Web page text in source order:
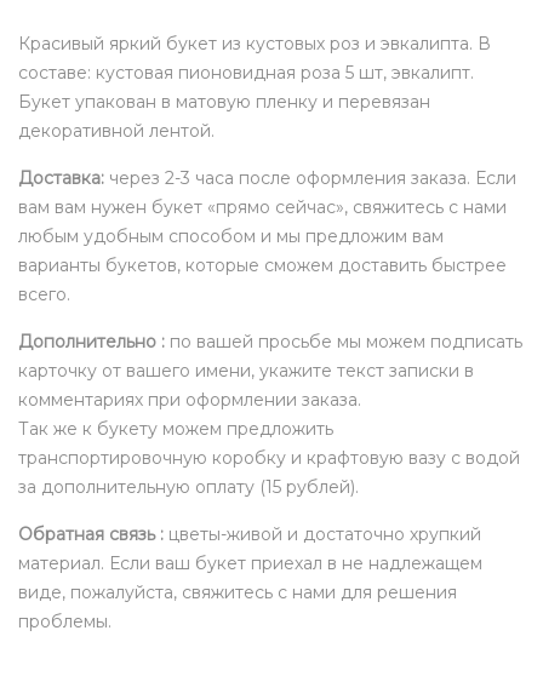
Красивый яркий букет из кустовых роз и эвкалипта. В
составе: кустовая пионовидная роза 5 шт, эвкалипт.
Букет упакован в матовую пленку и перевязан
декоративной лентой.
Доставка: через 2-3 часа после оформления заказа. Если
вам вам нужен букет «прямо сейчас», свяжитесь с нами
любым удобным способом и мы предложим вам
варианты букетов, которые сможем доставить быстрее
всего.
Дополнительно : по вашей просьбе мы можем подписать
карточку от вашего имени, укажите текст записки в
комментариях при оформлении заказа.
Так же к букету можем предложить
транспортировочную коробку и крафтовую вазу с водой
за дополнительную оплату (15 рублей).
Обратная связь : цветы-живой и достаточно хрупкий
материал. Если ваш букет приехал в не надлежащем
виде, пожалуйста, свяжитесь с нами для решения
проблемы.